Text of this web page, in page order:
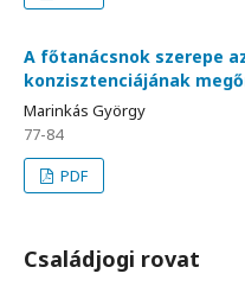
A főtanácsnok szerepe
konzisztenciájának
Marinkás György
77-84
PDF
Családjogi rovat